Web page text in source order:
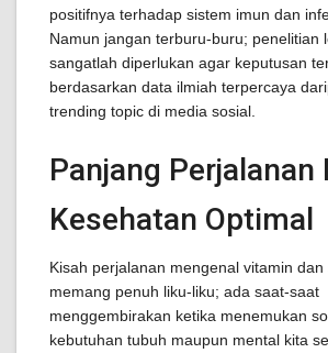
positifnya terhadap sistem imun dan
Namun jangan terburu-buru; penelitian
sangatlah diperlukan agar keputusan
berdasarkan data ilmiah terpercaya
trending topic di media sosial.
Panjang Perjalanan
Kesehatan Optimal
Kisah perjalanan mengenal vitamin dan
memang penuh liku-liku; ada saat-saat
menggembirakan ketika menemukan
kebutuhan tubuh maupun mental kita